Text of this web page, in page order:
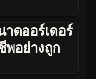
ดออร์เดอร์
อย่างถูก